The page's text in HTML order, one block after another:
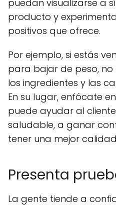
puedan visualizarse a
producto y
positivos que ofrece.
Por ejemplo, si estás
para bajar de peso,
los ingredientes y las
En su lugar, enfócate
puede ayudar al
saludable, a ganar
tener una mejor
Presenta
La gente tiende a